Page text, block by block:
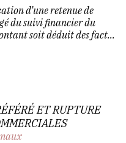
d’une retenue de
du suivi financier du
soit déduit des fact...
ET RUPTURE